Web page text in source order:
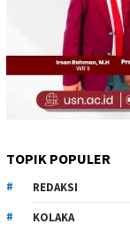
TOPIK POPULER
REDAKSI
KOLAKA